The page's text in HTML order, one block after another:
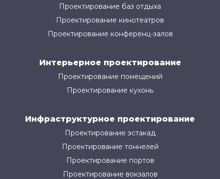
Проектирование баз отдыха
Проектирование кинотеатров
Проектирование конференц-залов
Интерьерное проектирование
Проектирование помещений
Проектирование кухонь
Инфраструктурное проектирование
Проектирование эстакад
Проектирование тоннелей
Проектирование портов
Проектирование вокзалов